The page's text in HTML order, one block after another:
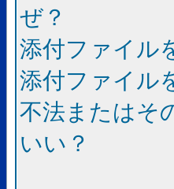
ぜ？
添付ファイル
添付ファイル
不法またはそ
いい？